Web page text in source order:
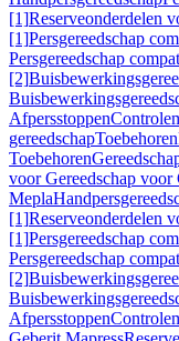
[1]Reserveonderdelen
[1]Persgereedschap
Persgereedschap
[2]
Afpersstoppen
gereedschapToebehoren
Toebehoren
voor Gereedschap voor
Mepla
[1]Reserveonderdelen
[1]Persgereedschap
Persgereedschap
[2]
Afpersstoppen